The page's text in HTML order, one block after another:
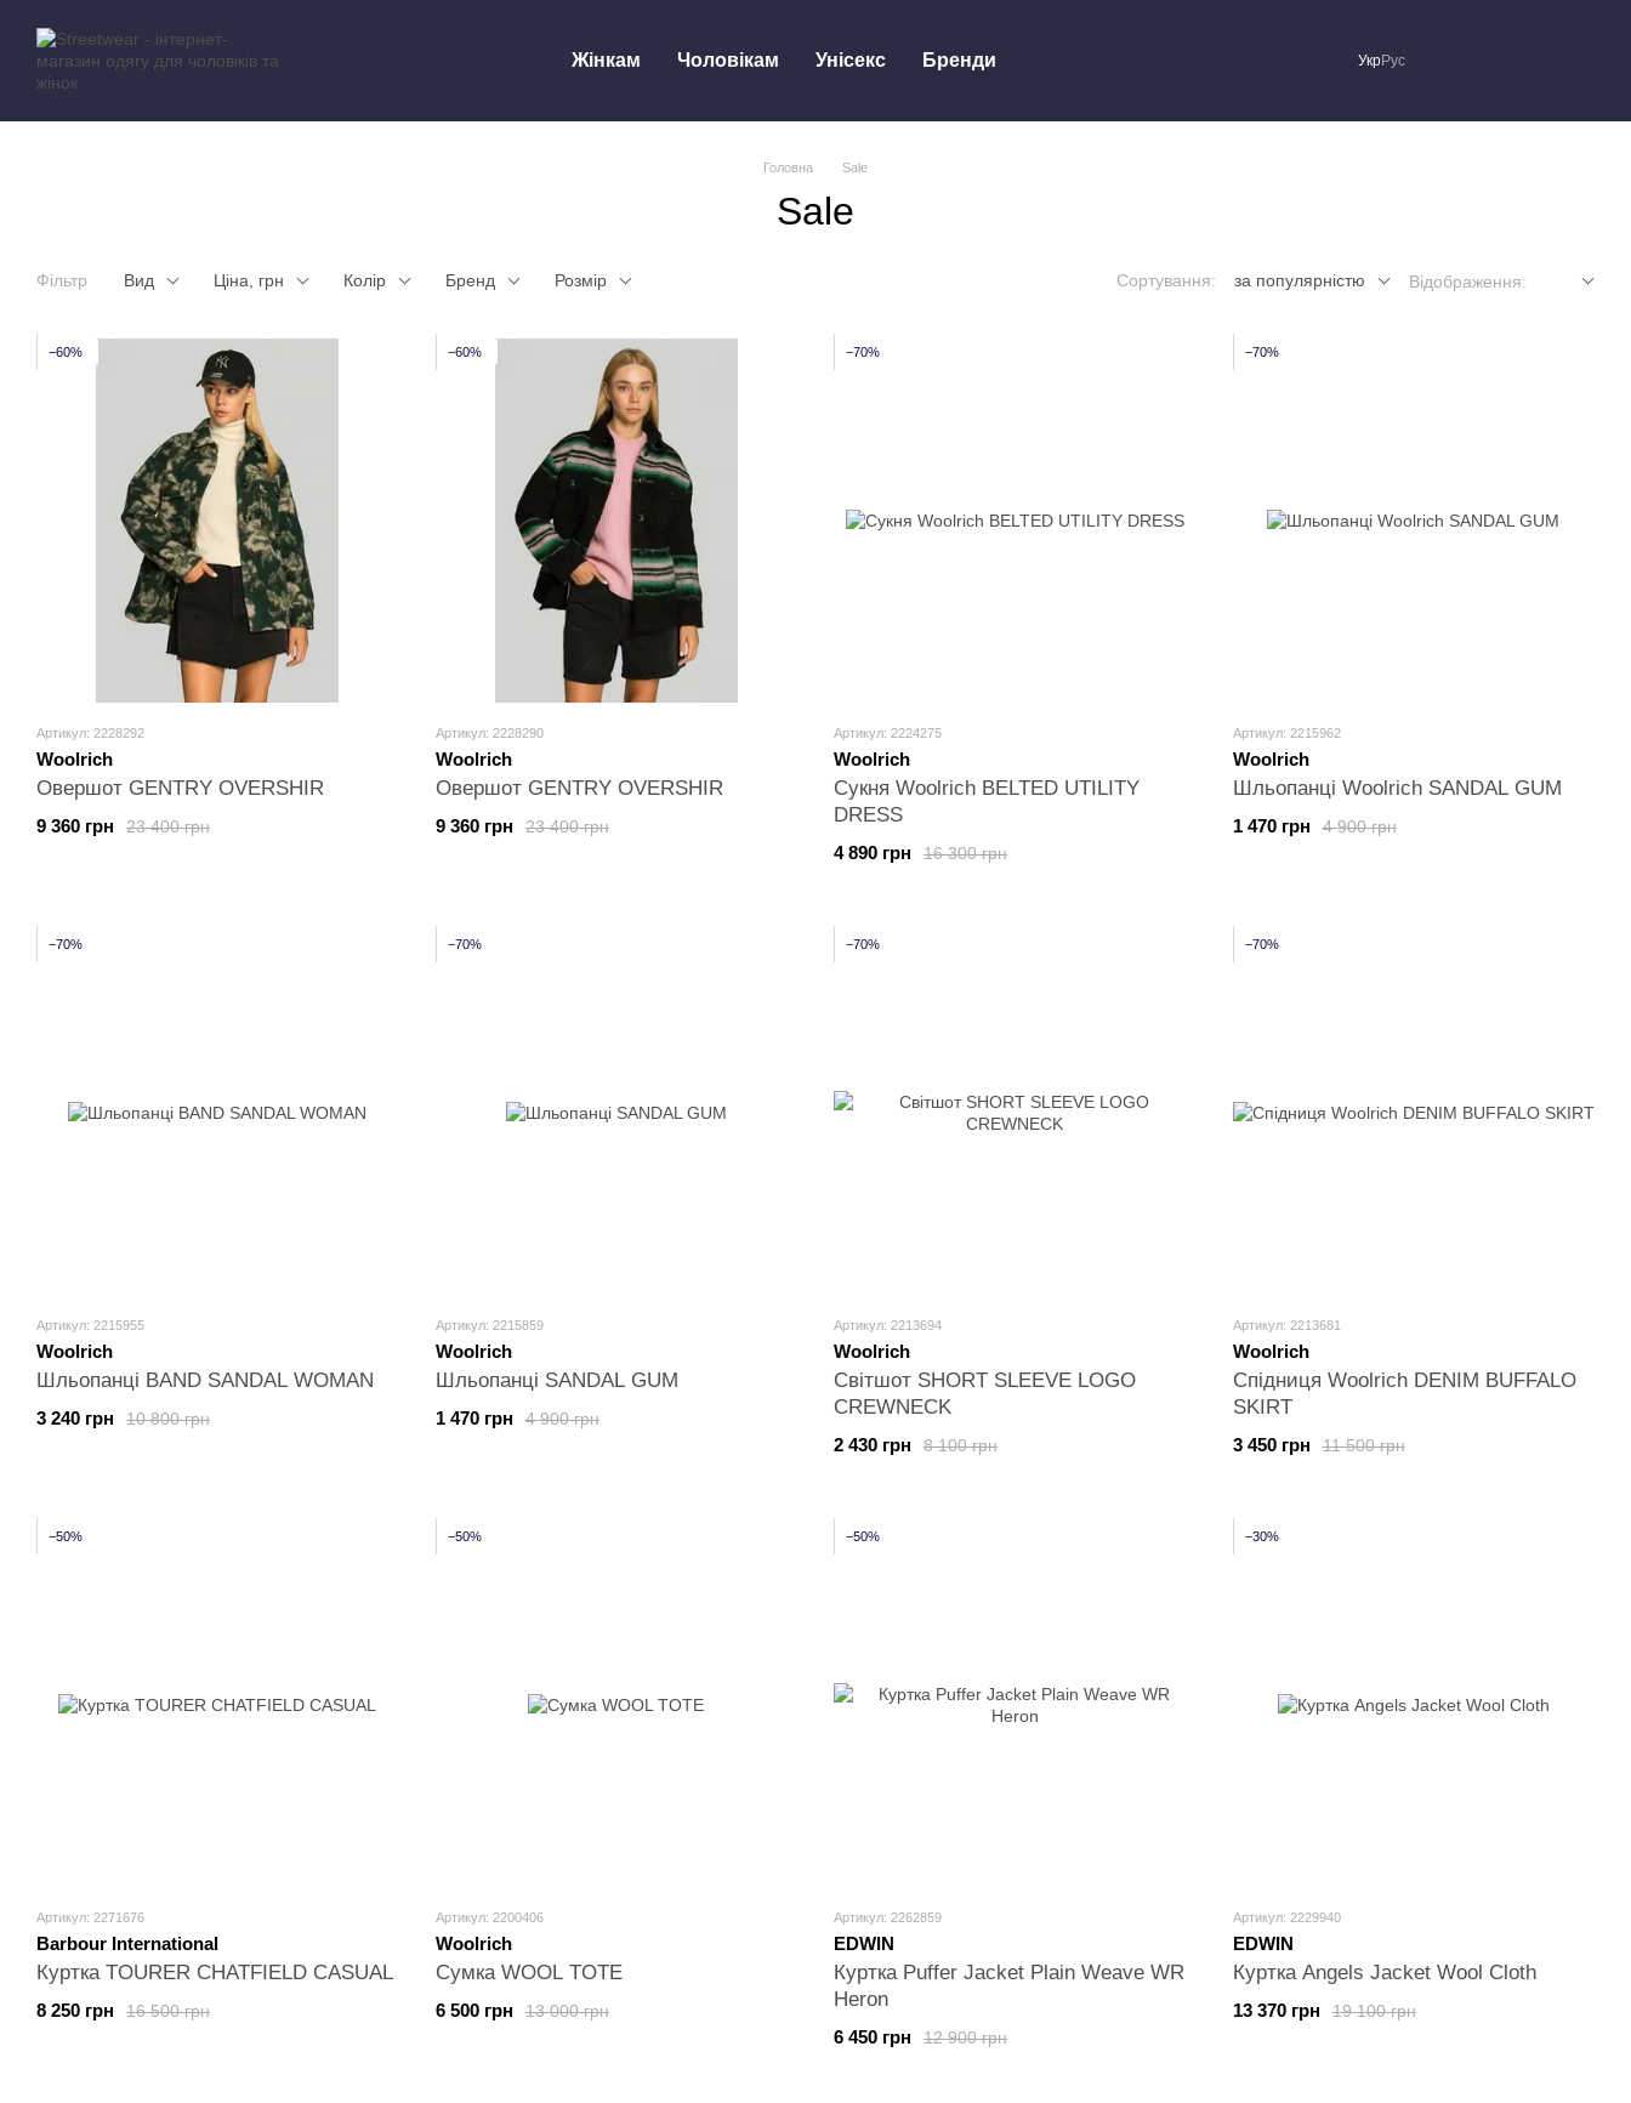
Жінкам Чоловікам Унісекс Бренди УкрРус
Головна Sale
Sale
Фільтр Вид Ціна, грн Колір Бренд Розмір Сортування: за популярністю Відображення:
−60%
Артикул: 2228292
Woolrich
Овершот GENTRY OVERSHIR
23 400 грн
9 360 грн
−60%
Артикул: 2228290
Woolrich
Овершот GENTRY OVERSHIR
23 400 грн
9 360 грн
−70%
Артикул: 2224275
Woolrich
Сукня Woolrich BELTED UTILITY
DRESS
16 300 грн
4 890 грн
−70%
Артикул: 2215962
Woolrich
Шльопанці Woolrich SANDAL GUM
4 900 грн
1 470 грн
−70%
Артикул: 2215955
Woolrich
Шльопанці BAND SANDAL WOMAN
10 800 грн
3 240 грн
−70%
Артикул: 2215859
Woolrich
Шльопанці SANDAL GUM
4 900 грн
1 470 грн
−70%
Артикул: 2213694
Woolrich
Світшот SHORT SLEEVE LOGO
CREWNECK
8 100 грн
2 430 грн
−70%
Артикул: 2213681
Woolrich
Спідниця Woolrich DENIM BUFFALO
SKIRT
11 500 грн
3 450 грн
−50%
Артикул: 2271676
Barbour International
Куртка TOURER CHATFIELD CASUAL
16 500 грн
8 250 грн
−50%
Артикул: 2200406
Woolrich
Сумка WOOL TOTE
13 000 грн
6 500 грн
−50%
Артикул: 2262859
EDWIN
Куртка Puffer Jacket Plain Weave WR
Heron
12 900 грн
6 450 грн
−30%
Артикул: 2229940
EDWIN
Куртка Angels Jacket Wool Cloth
19 100 грн
13 370 грн